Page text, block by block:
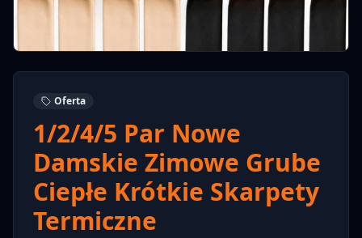
Oferta
1/2/4/5 Par Nowe
Damskie Zimowe Grube
Ciepłe Krótkie Skarpety
Termiczne